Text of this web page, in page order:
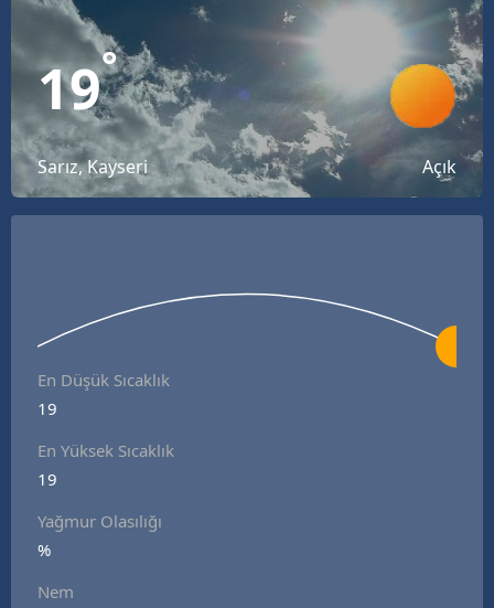
Balıkesir
Bilecik
Bingöl
Bitlis
Burdur
19°
Sarız, Kayseri Açık
En Düşük Sıcaklık
19
En Yüksek Sıcaklık
19
Yağmur Olasılığı
%
Nem